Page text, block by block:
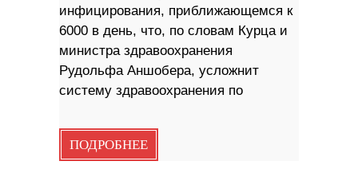
инфицирования, приближающемся к
6000 в день, что, по словам Курца и
министра здравоохранения
Рудольфа Аншобера, усложнит
систему здравоохранения по
ПОДРОБНЕЕ